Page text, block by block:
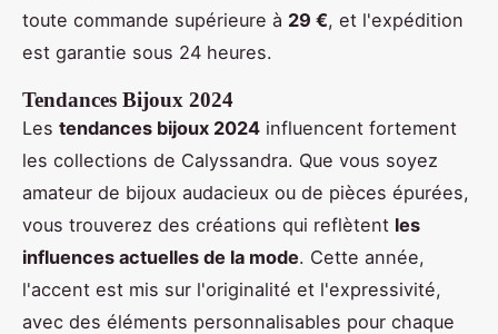
toute commande supérieure à 29 €, et l'expédition
est garantie sous 24 heures.
Tendances Bijoux 2024
Les tendances bijoux 2024 influencent fortement
les collections de Calyssandra. Que vous soyez
amateur de bijoux audacieux ou de pièces épurées,
vous trouverez des créations qui reflètent les
influences actuelles de la mode. Cette année,
l'accent est mis sur l'originalité et l'expressivité,
avec des éléments personnalisables pour chaque